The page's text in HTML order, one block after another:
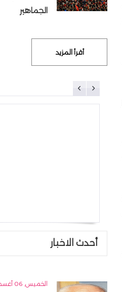
الجماهير
أقرأ المزيد
أحدث الاخبار
الخميس, 06 أغسطس 2026 - 11:03 م